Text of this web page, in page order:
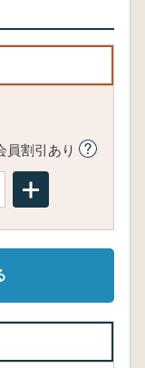
員割引あり